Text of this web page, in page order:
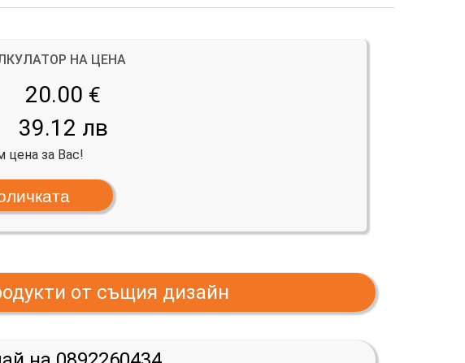
НА ЦЕНА
20.00 €
39.12 лв
цена за Вас!
от същия дизайн